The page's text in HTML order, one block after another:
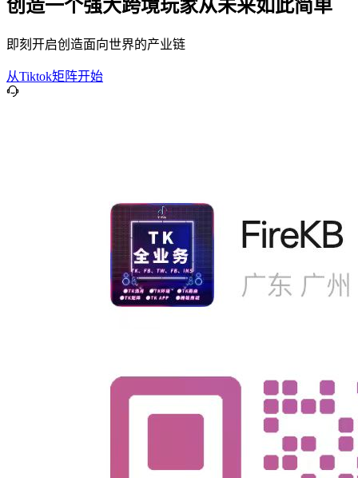
创造一个强大跨境玩家从未来如此简单
即刻开启创造面向世界的产业链
从Tiktok矩阵开始